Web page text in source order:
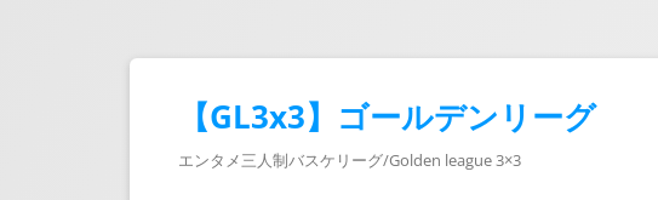
【GL3x3】ゴールデンリーグ
エンタメ三人制バスケリーグ/Golden league 3×3